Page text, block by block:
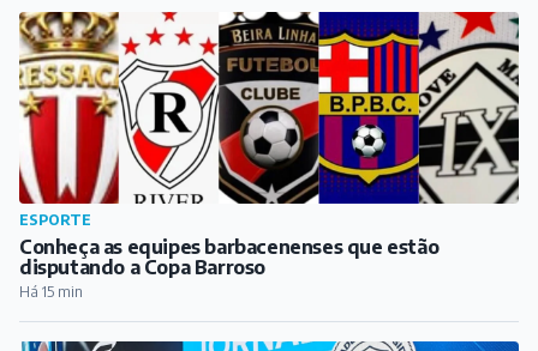
ESPORTE
Conheça as equipes barbacenenses que estão
disputando a Copa Barroso
Há 15 min